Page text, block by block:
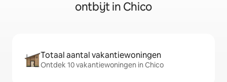
ontbijt in Chico
Totaal aantal vakantiewoningen
Ontdek 10 vakantiewoningen in Chico